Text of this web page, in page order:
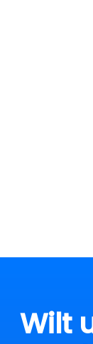
Wilt